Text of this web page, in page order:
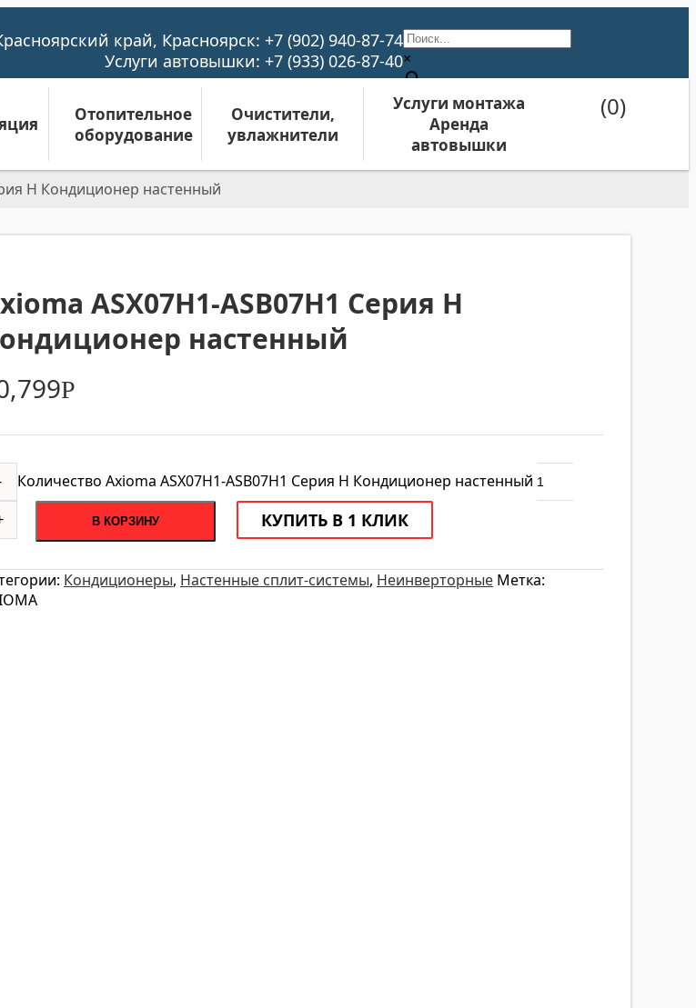
край, Красноярск: +7 (902) 940-87-74
Услуги автовышки: +7 (933) 026-87-40×
Отопительное
оборудование
Очистители,
увлажнители
Услуги монтажа
Аренда
автовышки
(0)
H Кондиционер настенный
ASX07H1-ASB07H1 Серия H
настенный
Р
Количество Axioma ASX07H1-ASB07H1 Серия H Кондиционер настенный
В КОРЗИНУ КУПИТЬ В 1 КЛИК
Кондиционеры, Настенные сплит-системы, Неинверторные Метка: